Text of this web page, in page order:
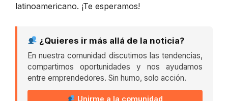
latinoamericano. ¡Te esperamos!
¿Quieres ir más allá de la noticia?
En nuestra comunidad discutimos las tendencias,
compartimos oportunidades y nos ayudamos
entre emprendedores. Sin humo, solo acción.
Unirme a la comunidad